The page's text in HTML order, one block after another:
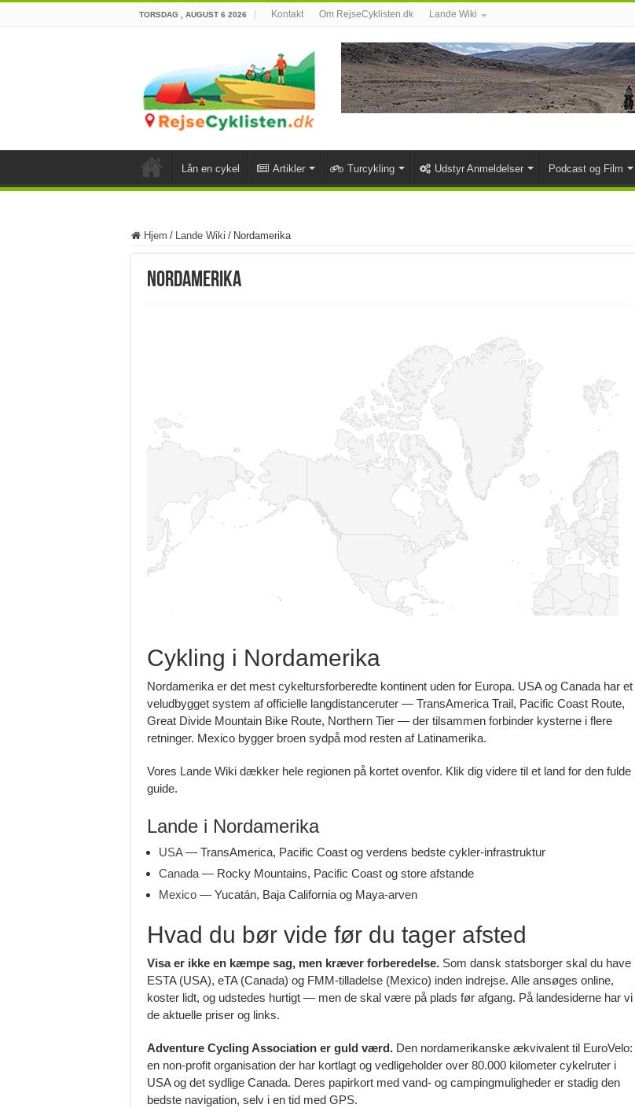
TORSDAG , AUGUST 6 2026 Kontakt Om RejseCyklisten.dk Lande Wiki
Lån en cykel Artikler Turcykling Udstyr Anmeldelser Podcast og Film
Hjem / Lande Wiki / Nordamerika
Nordamerika
Cykling i Nordamerika
Nordamerika er det mest cykeltursforberedte kontinent uden for Europa. USA og Canada har et
veludbygget system af officielle langdistanceruter — TransAmerica Trail, Pacific Coast Route,
Great Divide Mountain Bike Route, Northern Tier — der tilsammen forbinder kysterne i flere
retninger. Mexico bygger broen sydpå mod resten af Latinamerika.
Vores Lande Wiki dækker hele regionen på kortet ovenfor. Klik dig videre til et land for den fulde
guide.
Lande i Nordamerika
USA— TransAmerica, Pacific Coast og verdens bedste cykler-infrastruktur
Canada — Rocky Mountains, Pacific Coast og store afstande
Mexico — Yucatán, Baja California og Maya-arven
Hvad du bør vide før du tager afsted
Visa er ikke en kæmpe sag, men kræver forberedelse. Som dansk statsborger skal du have
ESTA (USA), eTA (Canada) og FMM-tilladelse (Mexico) inden indrejse. Alle ansøges online,
koster lidt, og udstedes hurtigt — men de skal være på plads før afgang. På landesiderne har vi
de aktuelle priser og links.
Adventure Cycling Association er guld værd. Den nordamerikanske ækvivalent til EuroVelo:
en non-profit organisation der har kortlagt og vedligeholder over 80.000 kilometer cykelruter i
USA og det sydlige Canada. Deres papirkort med vand- og campingmuligheder er stadig den
bedste navigation, selv i en tid med GPS.